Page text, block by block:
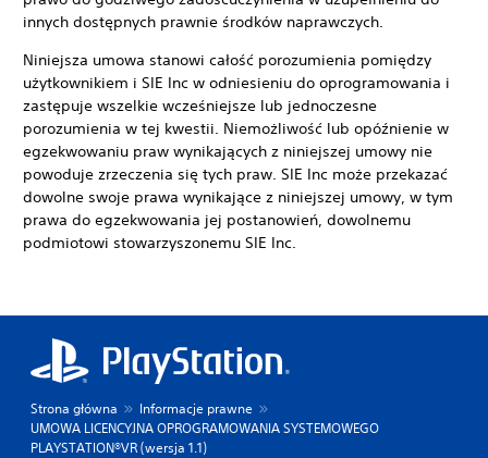
innych dostępnych prawnie środków naprawczych.
Niniejsza umowa stanowi całość porozumienia pomiędzy
użytkownikiem i SIE Inc w odniesieniu do oprogramowania i
zastępuje wszelkie wcześniejsze lub jednoczesne
porozumienia w tej kwestii. Niemożliwość lub opóźnienie w
egzekwowaniu praw wynikających z niniejszej umowy nie
powoduje zrzeczenia się tych praw. SIE Inc może przekazać
dowolne swoje prawa wynikające z niniejszej umowy, w tym
prawa do egzekwowania jej postanowień, dowolnemu
podmiotowi stowarzyszonemu SIE Inc.
Strona główna
Informacje prawne
UMOWA LICENCYJNA OPROGRAMOWANIA SYSTEMOWEGO
PLAYSTATION®VR (wersja 1.1)